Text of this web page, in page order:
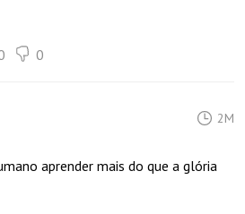
0
2M
aprender mais do que a glória